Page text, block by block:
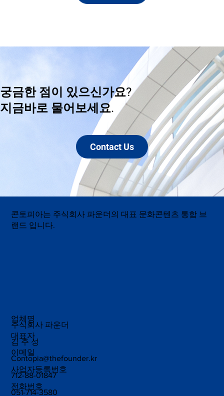
궁금한 점이 있으신가요?
​지금바로 물어보세요.
Contact Us
콘토피아는 주식회사 파운더의 대표 문화콘텐츠 통합 브
랜드 입니다.
업체명
주식회사 파운더
대표자
김 주 성
사업자등록번호
712-88-01847
전화번호
051-714-3580
이메일
Contopia@thefounder.kr